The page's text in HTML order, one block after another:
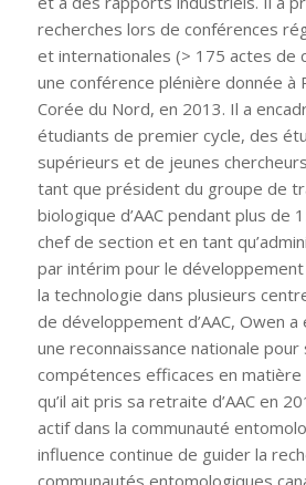
recherches lors de conférences
et internationales (> 175 actes de
une conférence plénière donnée à
Corée du Nord, en 2013. Il a
étudiants de premier cycle, des
supérieurs et de jeunes
tant que président du groupe de
biologique d’AAC pendant plus de
chef de section et en tant
par intérim pour le
la technologie dans plusieurs
de développement d’AAC, Owen
une reconnaissance nationale
compétences efficaces en matière
qu’il ait pris sa retraite d’AAC en
actif dans la communauté
influence continue de guider la
communautés entomologiques